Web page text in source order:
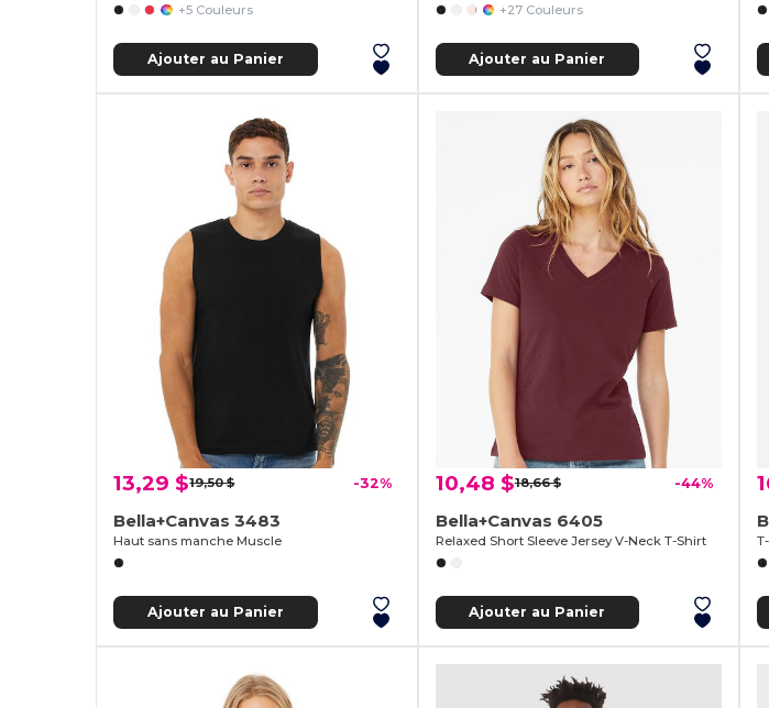
+5 Couleurs
Ajouter au Panier
+27 Couleurs
Ajouter au Panier
13,29 $19,50 $ -32%
Bella+Canvas 3483
Haut sans manche Muscle
Ajouter au Panier
10,48 $18,66 $ -44%
Bella+Canvas 6405
Relaxed Short Sleeve Jersey V-Neck T-Shirt
Ajouter au Panier